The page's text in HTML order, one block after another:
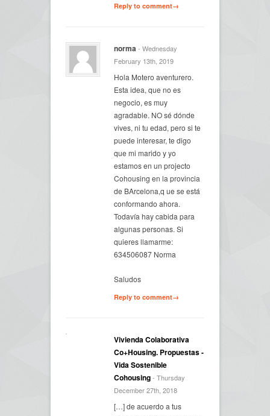
Reply to comment→
norma- Wednesday
February 13th, 2019
Hola Motero aventurero.
Esta idea, que no es
negocio, es muy
agradable. NO sé dónde
vives, ni tu edad, pero si te
puede interesar, te digo
que mi marido y yo
estamos en un projecto
Cohousing en la provincia
de BArcelona,q ue se está
conformando ahora.
Todavía hay cabida para
algunas personas. Si
quieres llamarme:
634506087 Norma
Saludos
Reply to comment→
Vivienda Colaborativa
Co+Housing. Propuestas -
Vida Sostenible
Cohousing- Thursday
December 27th, 2018
[…] de acuerdo a tus